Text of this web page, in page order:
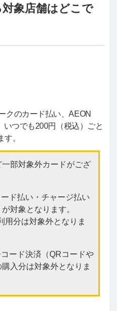
象店舗はどこで
クのカード払い、AEON
いつでも200円（税込）ごと
す。
部対象外カードがござ
ド払い・チャージ払い
対象となります。
用分は対象外となりま
ード決済（QRコードや
入分は対象外となりま